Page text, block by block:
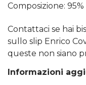
Composizione: 95%
Contattaci se hai
sullo slip Enrico
queste non siano
Informazioni